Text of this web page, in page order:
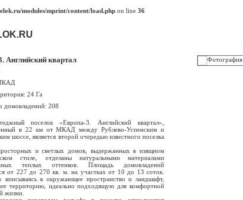
modules/mprint/content/load.php on line 36
Английский квартал
24 Га
домовладений: 208
поселок «Европа-3. Английский квартал»,
в 22 км от МКАД между Рублево-Успенским и
шоссе, является второй очередью известного поселка
и светлых домов, выдержанных в изящном
стиле, отделаны натуральными материалами
теплых оттенков. Площадь домовладений
от 227 до 270 кв. м. на участках от 10 до 13 соток.
вписываясь в окружающее пространство и ландшафт,
территорию, идеально подходящую для комфортной
жизни.